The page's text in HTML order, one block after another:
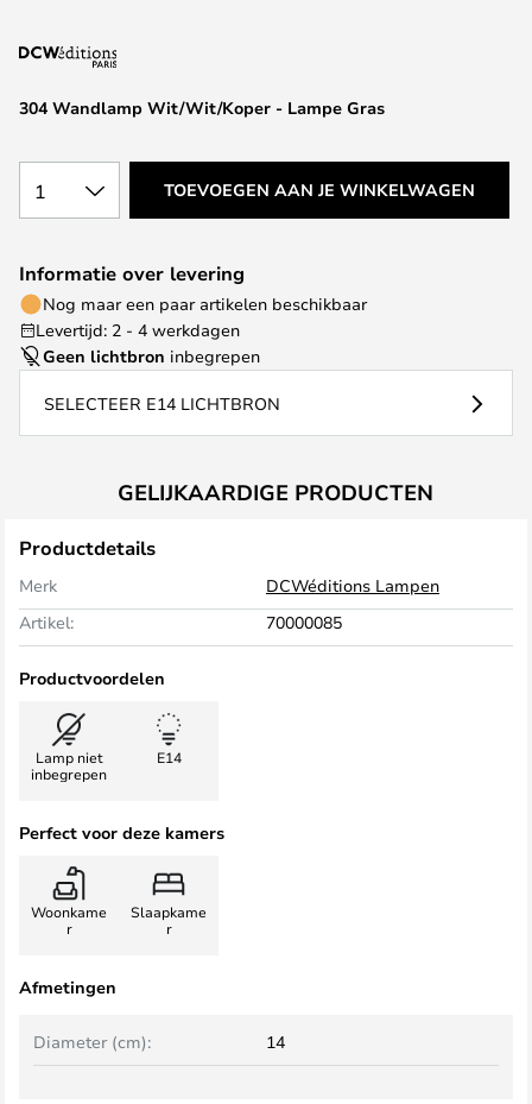
van
afbeeldingen-
304 Wandlamp Wit/Wit/Koper - Lampe Gras
1 TOEVOEGEN AAN JE WINKELWAGEN
Informatie over levering
Nog maar een paar artikelen beschikbaar
Levertijd: 2 - 4 werkdagen
Geen lichtbron inbegrepen
SELECTEER E14 LICHTBRON
GELIJKAARDIGE PRODUCTEN
Productdetails
Merk
DCWéditions Lampen
Artikel:
70000085
Productvoordelen
Lamp niet
inbegrepen
E14
Perfect voor deze kamers
Woonkame
r
Slaapkame
r
Afmetingen
Diameter (cm): 14